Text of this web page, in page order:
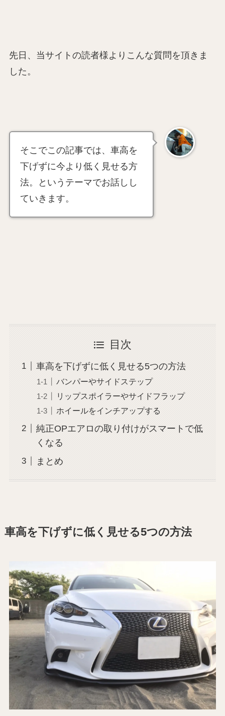
先日、当サイトの読者様よりこんな質問を頂きま
した。
そこでこの記事では、車高を
下げずに今より低く見せる方
法。というテーマでお話しし
ていきます。
目次
車高を下げずに低く見せる5つの方法
バンパーやサイドステップ
リップスポイラーやサイドフラップ
ホイールをインチアップする
純正OPエアロの取り付けがスマートで低
くなる
まとめ
車高を下げずに低く見せる5つの方法